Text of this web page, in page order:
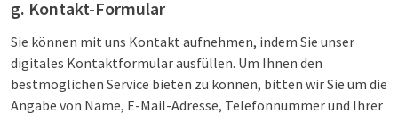
g. Kontakt-Formular
Sie können mit uns Kontakt aufnehmen, indem Sie unser
digitales Kontaktformular ausfüllen. Um Ihnen den
bestmöglichen Service bieten zu können, bitten wir Sie um die
Angabe von Name, E-Mail-Adresse, Telefonnummer und Ihrer